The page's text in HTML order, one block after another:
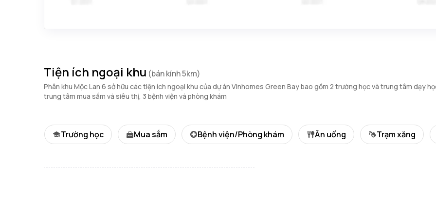
Tiện ích ngoại khu (bán kính 5km)
Phân khu Mộc Lan 6 sở hữu các tiện ích ngoại khu của dự án Vinhomes Green Bay bao gồm 2 trường học và trung tâm dạy
trung tâm mua sắm và siêu thị, 3 bệnh viện và phòng khám
Trường học Mua sắm Bệnh viện/Phòng khám Ăn uống Trạm xăng